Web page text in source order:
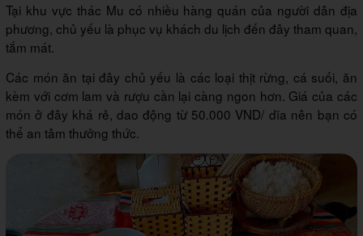
Tại khu vực thác Mu có nhiều hàng quán của người dân địa
phương, chủ yếu là phục vụ khách du lịch đến đây tham quan,
tắm mát.
Các món ăn tại đây chủ yếu là các loại thịt rừng, cá suối, ăn
kèm với cơm lam và rượu cần lại càng ngon hơn. Giá của các
món ở đây khá rẻ, dao động từ 50.000 VND/ dĩa nên bạn có
thể an tâm thưởng thức.